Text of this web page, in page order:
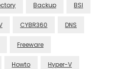
Backup BSI
CYBR360 DNS
Freeware
Howto Hyper-V